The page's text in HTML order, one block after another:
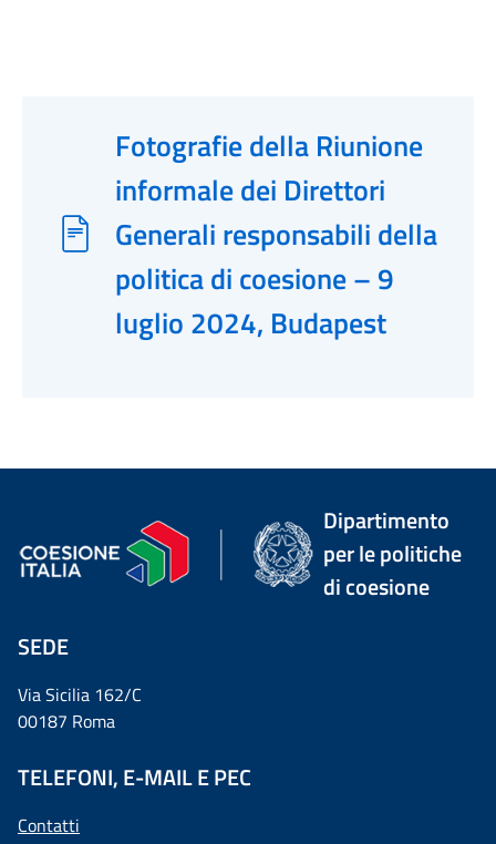
Fotografie della Riunione
informale dei Direttori
Generali responsabili della
politica di coesione – 9
luglio 2024, Budapest
Dipartimento
per le politiche
di coesione
SEDE
Via Sicilia 162/C
00187 Roma
TELEFONI, E-MAIL E PEC
Contatti